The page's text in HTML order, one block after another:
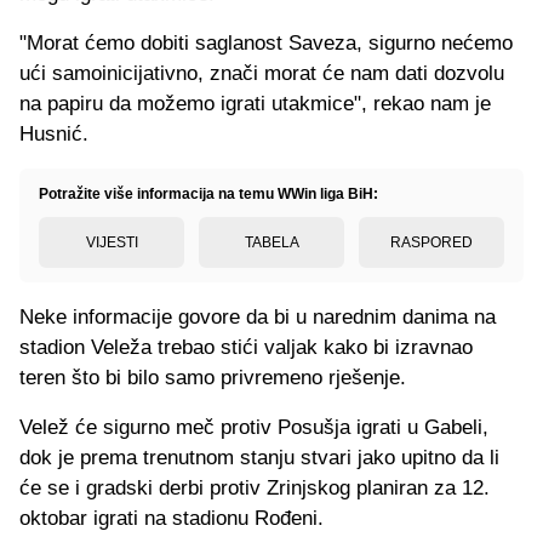
"Morat ćemo dobiti saglanost Saveza, sigurno nećemo
ući samoinicijativno, znači morat će nam dati dozvolu
na papiru da možemo igrati utakmice", rekao nam je
Husnić.
Potražite više informacija na temu WWin liga BiH:
VIJESTI TABELA RASPORED
Neke informacije govore da bi u narednim danima na
stadion Veleža trebao stići valjak kako bi izravnao
teren što bi bilo samo privremeno rješenje.
Velež će sigurno meč protiv Posušja igrati u Gabeli,
dok je prema trenutnom stanju stvari jako upitno da li
će se i gradski derbi protiv Zrinjskog planiran za 12.
oktobar igrati na stadionu Rođeni.